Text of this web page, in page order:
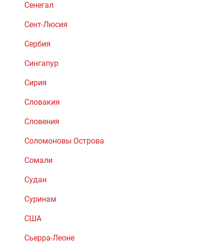
Сенегал
Сент-Люсия
Сербия
Сингапур
Сирия
Словакия
Словения
Соломоновы Острова
Сомали
Судан
Суринам
США
Сьерра-Леоне